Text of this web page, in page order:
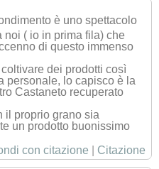
è uno spettacolo
noi ( io in prima fila) che
di questo immenso
dei prodotti così
personale, lo capisco è la
Castaneto recuperato
il proprio grano sia
un prodotto buonissimo
con citazione Citazione